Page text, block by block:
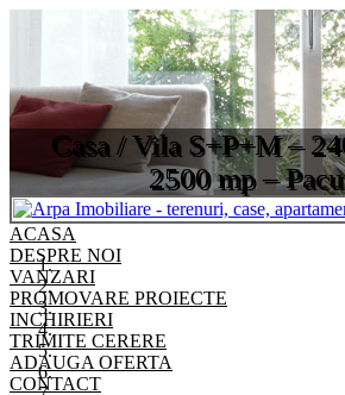
Casa / Vila S+P+M –
2500 mp –
ACASA
DESPRE NOI
VANZARI
PROMOVARE PROIECTE
INCHIRIERI
TRIMITE CERERE
ADAUGA OFERTA
CONTACT